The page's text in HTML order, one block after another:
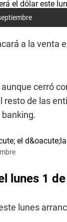
a la venta
cerró
resto de las
lunes 1
lunes